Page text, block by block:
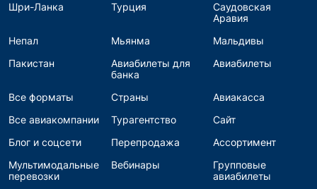
Шри-Ланка
Турция
Саудовская
Аравия
Непал
Мьянма
Мальдивы
Пакистан
Авиабилеты для
банка
Авиабилеты
Все форматы Страны
Авиакасса
Все авиакомпании
Турагентство
Сайт
Блог и соцсети
Перепродажа
Ассортимент
Мультимодальные
перевозки
Вебинары
Групповые
авиабилеты